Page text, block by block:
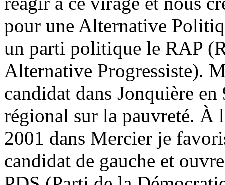
pour une Alternative
un parti politique le RAP
Alternative Progressiste).
candidat dans Jonquière
régional sur la pauvreté. À
2001 dans Mercier je
candidat de gauche et